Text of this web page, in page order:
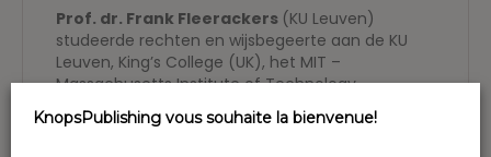
Prof. dr. Frank Fleerackers (KU Leuven)
studeerde rechten en wijsbegeerte aan de KU
Leuven, King’s College (UK), het MIT –
Massachusetts Institute of Technology,
Cambridge (MA) en Harvard University (USA).
KnopsPublishing vous souhaite la bienvenue!